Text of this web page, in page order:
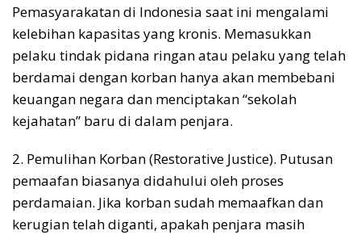
Pemasyarakatan di Indonesia saat ini mengalami
kelebihan kapasitas yang kronis. Memasukkan
pelaku tindak pidana ringan atau pelaku yang telah
berdamai dengan korban hanya akan membebani
keuangan negara dan menciptakan “sekolah
kejahatan” baru di dalam penjara.
2. Pemulihan Korban (Restorative Justice). Putusan
pemaafan biasanya didahului oleh proses
perdamaian. Jika korban sudah memaafkan dan
kerugian telah diganti, apakah penjara masih